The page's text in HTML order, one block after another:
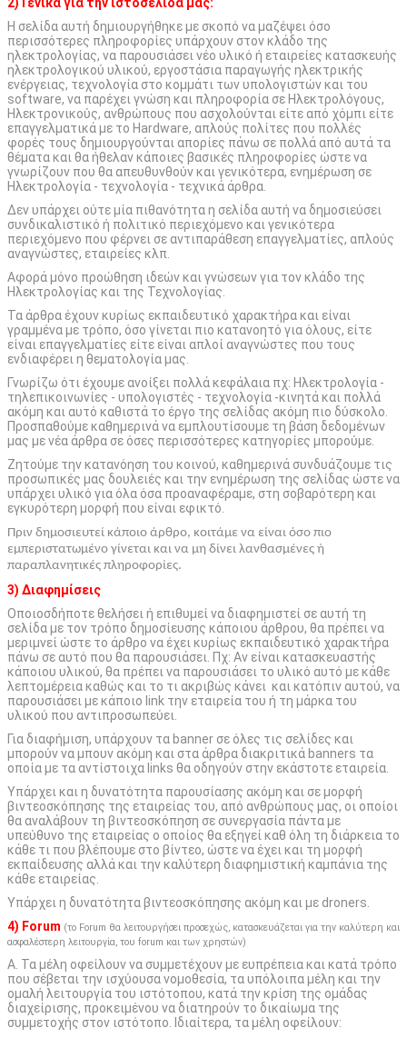
Η σελίδα αυτή δημιουργήθηκε με σκοπό να μαζέψει όσο
περισσότερες πληροφορίες υπάρχουν στον κλάδο της
ηλεκτρολογίας, να παρουσιάσει νέο υλικό ή εταιρείες κατασκευής
ηλεκτρολογικού υλικού, εργοστάσια παραγωγής ηλεκτρικής
ενέργειας, τεχνολογία στο κομμάτι των υπολογιστών και του
software, να παρέχει γνώση και πληροφορία σε Ηλεκτρολόγους,
Ηλεκτρονικούς, ανθρώπους που ασχολούνται είτε από χόμπι είτε
επαγγελματικά με το Hardware, απλούς πολίτες που πολλές
φορές τους δημιουργούνται απορίες πάνω σε πολλά από αυτά τα
θέματα και θα ήθελαν κάποιες βασικές πληροφορίες ώστε να
γνωρίζουν που θα απευθυνθούν και γενικότερα, ενημέρωση σε
Ηλεκτρολογία - τεχνολογία - τεχνικά άρθρα.
Δεν υπάρχει ούτε μία πιθανότητα η σελίδα αυτή να δημοσιεύσει
συνδικαλιστικό ή πολιτικό περιεχόμενο και γενικότερα
περιεχόμενο που φέρνει σε αντιπαράθεση επαγγελματίες, απλούς
αναγνώστες, εταιρείες κλπ.
Αφορά μόνο προώθηση ιδεών και γνώσεων για τον κλάδο της
Ηλεκτρολογίας και της Τεχνολογίας.
Τα άρθρα έχουν κυρίως εκπαιδευτικό χαρακτήρα και είναι
γραμμένα με τρόπο, όσο γίνεται πιο κατανοητό για όλους, είτε
είναι επαγγελματίες είτε είναι απλοί αναγνώστες που τους
ενδιαφέρει η θεματολογία μας.
Γνωρίζω ότι έχουμε ανοίξει πολλά κεφάλαια πχ: Ηλεκτρολογία -
τηλεπικοινωνίες - υπολογιστές - τεχνολογία -κινητά και πολλά
ακόμη και αυτό καθιστά το έργο της σελίδας ακόμη πιο δύσκολο.
Προσπαθούμε καθημερινά να εμπλουτίσουμε τη βάση δεδομένων
μας με νέα άρθρα σε όσες περισσότερες κατηγορίες μπορούμε.
Ζητούμε την κατανόηση του κοινού, καθημερινά συνδυάζουμε τις
προσωπικές μας δουλειές και την ενημέρωση της σελίδας ώστε να
υπάρχει υλικό για όλα όσα προαναφέραμε, στη σοβαρότερη και
εγκυρότερη μορφή που είναι εφικτό.
Πριν δημοσιευτεί κάποιο άρθρο, κοιτάμε να είναι όσο πιο
εμπεριστατωμένο γίνεται και να μη δίνει λανθασμένες ή
παραπλανητικές πληροφορίες.
3) Διαφημίσεις
Οποιοσδήποτε θελήσει ή επιθυμεί να διαφημιστεί σε αυτή τη
σελίδα με τον τρόπο δημοσίευσης κάποιου άρθρου, θα πρέπει να
μεριμνεί ώστε το άρθρο να έχει κυρίως εκπαιδευτικό χαρακτήρα
πάνω σε αυτό που θα παρουσιάσει. Πχ: Αν είναι κατασκευαστής
κάποιου υλικού, θα πρέπει να παρουσιάσει το υλικό αυτό με κάθε
λεπτομέρεια καθώς και το τι ακριβώς κάνει και κατόπιν αυτού, να
παρουσιάσει με κάποιο link την εταιρεία του ή τη μάρκα του
υλικού που αντιπροσωπεύει.
Για διαφήμιση, υπάρχουν τα banner σε όλες τις σελίδες και
μπορούν να μπουν ακόμη και στα άρθρα διακριτικά banners τα
οποία με τα αντίστοιχα links θα οδηγούν στην εκάστοτε εταιρεία.
Υπάρχει και η δυνατότητα παρουσίασης ακόμη και σε μορφή
βιντεοσκόπησης της εταιρείας του, από ανθρώπους μας, οι οποίοι
θα αναλάβουν τη βιντεοσκόπηση σε συνεργασία πάντα με
υπεύθυνο της εταιρείας ο οποίος θα εξηγεί καθ όλη τη διάρκεια το
κάθε τι που βλέπουμε στο βίντεο, ώστε να έχει και τη μορφή
εκπαίδευσης αλλά και την καλύτερη διαφημιστική καμπάνια της
κάθε εταιρείας.
Υπάρχει η δυνατότητα βιντεοσκόπησης ακόμη και με droners.
4) Forum (το Forum θα λειτουργήσει προσεχώς, κατασκευάζεται για την καλύτερη και
ασφαλέστερη λειτουργία, του forum και των χρηστών)
Α. Τα μέλη οφείλουν να συμμετέχουν με ευπρέπεια και κατά τρόπο
που σέβεται την ισχύουσα νομοθεσία, τα υπόλοιπα μέλη και την
ομαλή λειτουργία του ιστότοπου, κατά την κρίση της ομάδας
διαχείρισης, προκειμένου να διατηρούν το δικαίωμα της
συμμετοχής στον ιστότοπο. Ιδιαίτερα, τα μέλη οφείλουν: